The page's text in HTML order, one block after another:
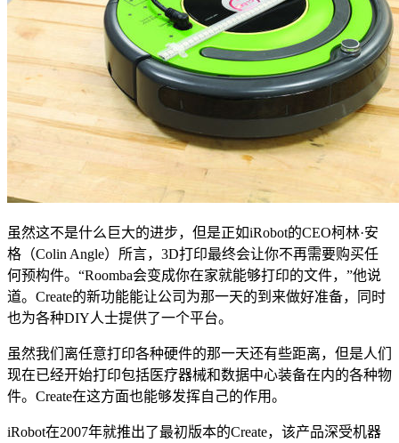
虽然这不是什么巨大的进步，但是正如iRobot的CEO柯林·安
格（Colin Angle）所言，3D打印最终会让你不再需要购买任
何预构件。“Roomba会变成你在家就能够打印的文件，”他说
道。Create的新功能能让公司为那一天的到来做好准备，同时
也为各种DIY人士提供了一个平台。
虽然我们离任意打印各种硬件的那一天还有些距离，但是人们
现在已经开始打印包括医疗器械和数据中心装备在内的各种物
件。Create在这方面也能够发挥自己的作用。
iRobot在2007年就推出了最初版本的Create，该产品深受机器